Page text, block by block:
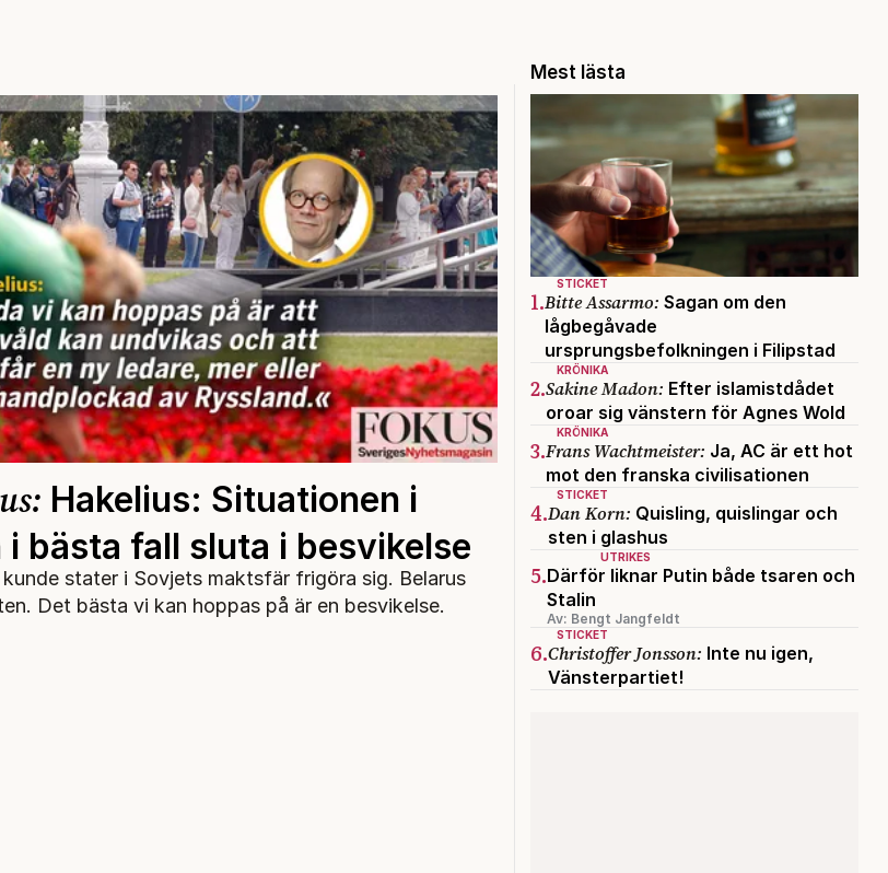
Hakelius: Situationen i
i bästa fall sluta i besvikelse
stater i Sovjets maktsfär frigöra sig. Belarus
Det bästa vi kan hoppas på är en besvikelse.
Mest lästa
STICKET
1.Bitte Assarmo: Sagan om den
lågbegåvade
ursprungsbefolkningen i Filipstad
KRÖNIKA
2.Sakine Madon: Efter islamistdådet
oroar sig vänstern för Agnes Wold
KRÖNIKA
3.Frans Wachtmeister: Ja, AC är ett hot
mot den franska civilisationen
STICKET
4.Dan Korn: Quisling, quislingar och
sten i glashus
UTRIKES
5.Därför liknar Putin både tsaren och
Stalin
Av: Bengt Jangfeldt
STICKET
6.Christoffer Jonsson: Inte nu igen,
Vänsterpartiet!